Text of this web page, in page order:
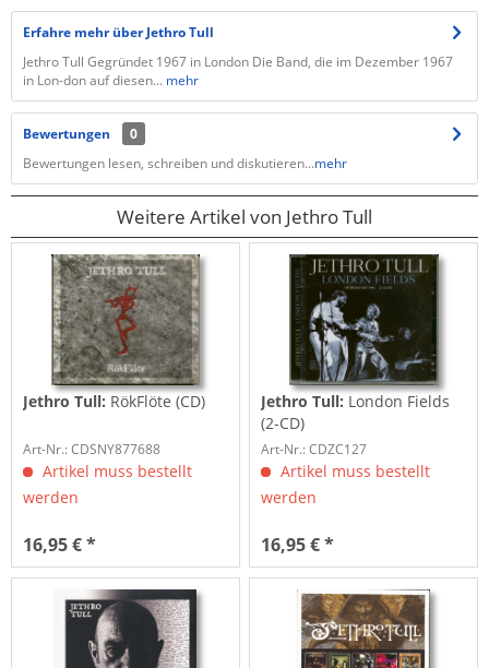
Erfahre mehr über Jethro Tull
Jethro Tull Gegründet 1967 in London Die Band, die im Dezember 1967
in Lon-don auf diesen... mehr
Bewertungen
0
Bewertungen lesen, schreiben und diskutieren...mehr
Weitere Artikel von Jethro Tull
Jethro Tull: RökFlöte (CD)
Art-Nr.: CDSNY877688
Artikel muss bestellt
werden
16,95 € *
Jethro Tull: London Fields
(2-CD)
Art-Nr.: CDZC127
Artikel muss bestellt
werden
16,95 € *